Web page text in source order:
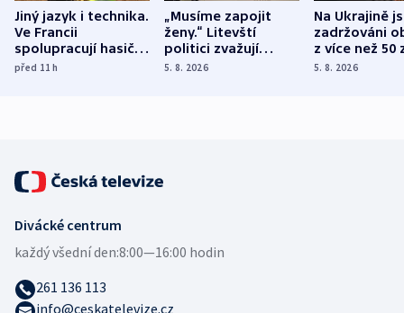
Jiný jazyk i technika.
Ve Francii
spolupracují hasiči z
různých zemí
před 11h
„Musíme zapojit
ženy.“ Litevští
politici zvažují
dohodu o
5. 8. 2026
Na Ukrajině
zadržováni
z více než 50
Bojovali na
5. 8. 2026
Divácké centrum
každý všední den:8:00—16:00 hodin
261 136 113
info@ceskatelevize.cz